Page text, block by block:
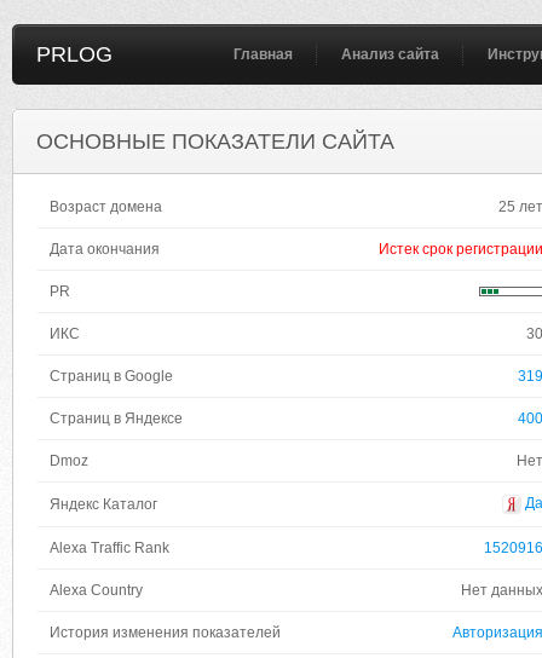
PRLOG Главная Анализ сайта
ОСНОВНЫЕ ПОКАЗАТЕЛИ САЙТА
Возраст домена 25 лет
Дата окончания Истек срок регистрации
PR
ИКС 30
Страниц в Google 319
Страниц в Яндексе 400
Dmoz Нет
Яндекс Каталог Да
Alexa Traffic Rank 1520916
Alexa Country Нет данных
История изменения показателей Авторизация